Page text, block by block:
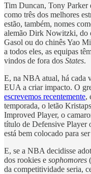
Tim Duncan, Tony Parker
como três dos melhores
estão, também, nomes
alemão Dirk Nowitzki, do
Gasol ou do chinês Yao
a todos eles, as equipas
vindos de fora dos States.
E, na NBA atual, há cada
EUA a criar impacto. O
escrevemos recentemente,
temporada, o letão
Improved Player, o
título de Defensive Player
está bem colocado para
E, se a NBA decidisse
dos rookies e sophomores
da competitividade seria,